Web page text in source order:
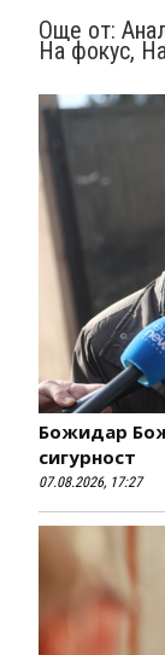
Още от:
На фокус,
Божидар
сигурност
07.08.2026, 17:27